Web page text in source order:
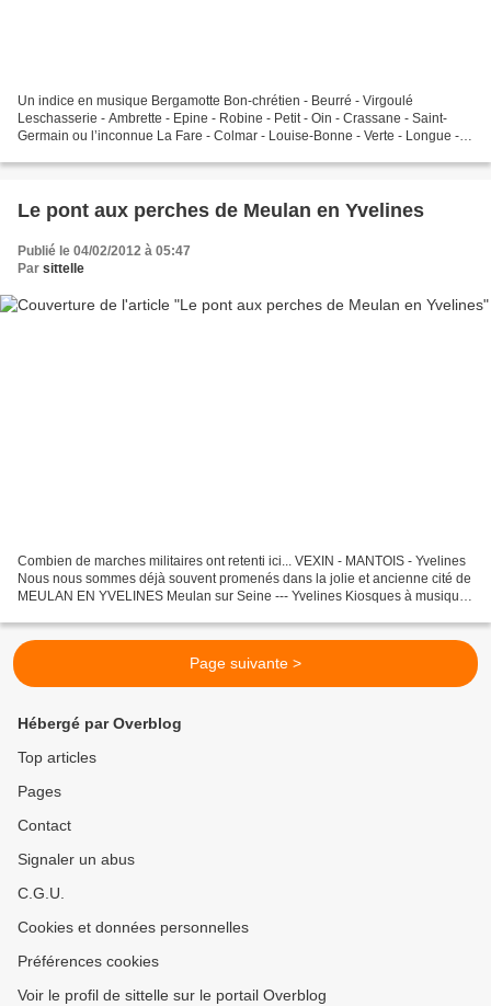
Un indice en musique Bergamotte Bon-chrétien - Beurré - Virgoulé
Leschasserie - Ambrette - Epine - Robine - Petit - Oin - Crassane - Saint-
Germain ou l’inconnue La Fare - Colmar - Louise-Bonne - Verte - Longue -
Le pont aux perches de Meulan en Yvelines
Publié le 04/02/2012 à 05:47
Par sittelle
Combien de marches militaires ont retenti ici... VEXIN - MANTOIS - Yvelines
Nous nous sommes déjà souvent promenés dans la jolie et ancienne cité de
MEULAN EN YVELINES Meulan sur Seine --- Yvelines Kiosques à musique
Page suivante >
Hébergé par Overblog
Top articles
Pages
Contact
Signaler un abus
C.G.U.
Cookies et données personnelles
Préférences cookies
Voir le profil de sittelle sur le portail Overblog